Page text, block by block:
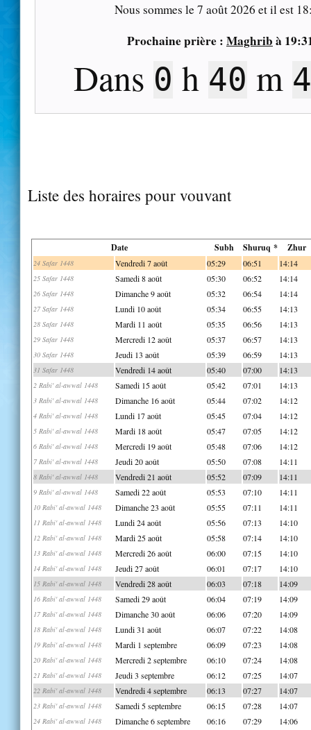
Nous sommes le7 août 2026 et il est
Prochaine prière : Maghrib à
Dans 0 h 40 m
Liste des horaires pour vouvant
Date Subh Shuruq * Zhur
24 Safar 1448 Vendredi 7 août 05:29 06:51 14:14
25 Safar 1448 Samedi 8 août 05:30 06:52 14:14
26 Safar 1448 Dimanche 9 août 05:32 06:54 14:14
27 Safar 1448 Lundi 10 août 05:34 06:55 14:13
28 Safar 1448 Mardi 11 août 05:35 06:56 14:13
29 Safar 1448 Mercredi 12 août 05:37 06:57 14:13
30 Safar 1448 Jeudi 13 août 05:39 06:59 14:13
31 Safar 1448 Vendredi 14 août 05:40 07:00 14:13
2 Rabi' al-awwal 1448 Samedi 15 août 05:42 07:01 14:13
3 Rabi' al-awwal 1448 Dimanche 16 août 05:44 07:02 14:12
4 Rabi' al-awwal 1448 Lundi 17 août 05:45 07:04 14:12
5 Rabi' al-awwal 1448 Mardi 18 août 05:47 07:05 14:12
6 Rabi' al-awwal 1448 Mercredi 19 août 05:48 07:06 14:12
7 Rabi' al-awwal 1448 Jeudi 20 août 05:50 07:08 14:11
8 Rabi' al-awwal 1448 Vendredi 21 août 05:52 07:09 14:11
9 Rabi' al-awwal 1448 Samedi 22 août 05:53 07:10 14:11
10 Rabi' al-awwal 1448 Dimanche 23 août 05:55 07:11 14:11
11 Rabi' al-awwal 1448 Lundi 24 août 05:56 07:13 14:10
12 Rabi' al-awwal 1448 Mardi 25 août 05:58 07:14 14:10
13 Rabi' al-awwal 1448 Mercredi 26 août 06:00 07:15 14:10
14 Rabi' al-awwal 1448 Jeudi 27 août 06:01 07:17 14:10
15 Rabi' al-awwal 1448 Vendredi 28 août 06:03 07:18 14:09
16 Rabi' al-awwal 1448 Samedi 29 août 06:04 07:19 14:09
17 Rabi' al-awwal 1448 Dimanche 30 août 06:06 07:20 14:09
18 Rabi' al-awwal 1448 Lundi 31 août 06:07 07:22 14:08
19 Rabi' al-awwal 1448 Mardi 1 septembre 06:09 07:23 14:08
20 Rabi' al-awwal 1448 Mercredi 2 septembre 06:10 07:24 14:08
21 Rabi' al-awwal 1448 Jeudi 3 septembre 06:12 07:25 14:07
22 Rabi' al-awwal 1448 Vendredi 4 septembre 06:13 07:27 14:07
23 Rabi' al-awwal 1448 Samedi 5 septembre 06:15 07:28 14:07
24 Rabi' al-awwal 1448 Dimanche 6 septembre 06:16 07:29 14:06